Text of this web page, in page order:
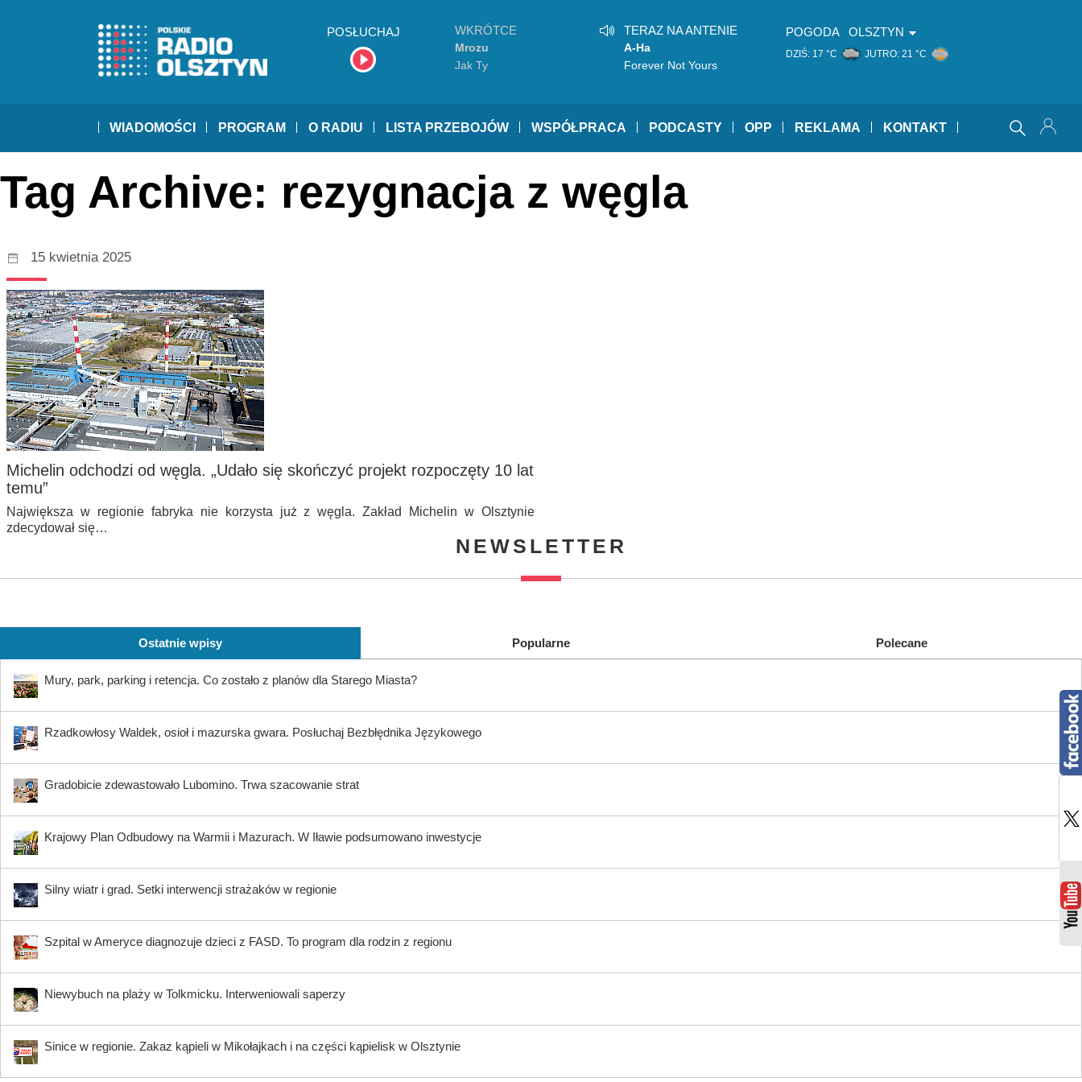
POSŁUCHAJ WKRÓTCE
Mrozu
Jak Ty
TERAZ NA ANTENIE
A-Ha
Forever Not Yours
POGODA OLSZTYN
DZIŚ: 17 °C JUTRO: 21 °C
WIADOMOŚCI PROGRAM O RADIU LISTA PRZEBOJÓW WSPÓŁPRACA PODCASTY OPP REKLAMA KONTAKT
Tag Archive: rezygnacja z węgla
15 kwietnia 2025
Michelin odchodzi od węgla. „Udało się skończyć projekt rozpoczęty 10 lat
temu”
Największa w regionie fabryka nie korzysta już z węgla. Zakład Michelin w Olsztynie
zdecydował się…
NEWSLETTER
Ostatnie wpisy Popularne Polecane
Mury, park, parking i retencja. Co zostało z planów dla Starego Miasta?
Rzadkowłosy Waldek, osioł i mazurska gwara. Posłuchaj Bezbłędnika Językowego
Gradobicie zdewastowało Lubomino. Trwa szacowanie strat
Krajowy Plan Odbudowy na Warmii i Mazurach. W Iławie podsumowano inwestycje
Silny wiatr i grad. Setki interwencji strażaków w regionie
Szpital w Ameryce diagnozuje dzieci z FASD. To program dla rodzin z regionu
Niewybuch na plaży w Tolkmicku. Interweniowali saperzy
Sinice w regionie. Zakaz kąpieli w Mikołajkach i na części kąpielisk w Olsztynie